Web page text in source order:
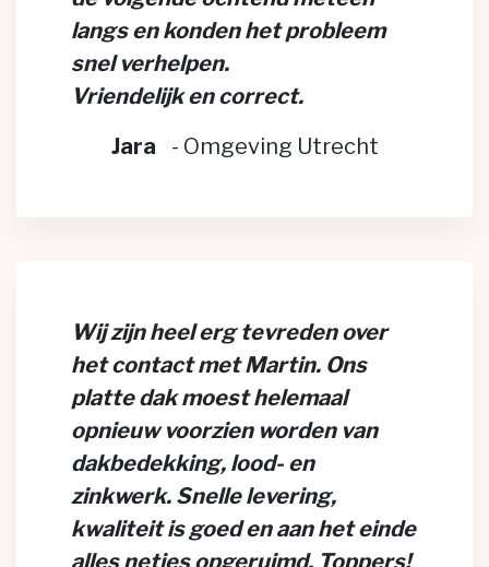
langs en konden het probleem
snel verhelpen.
Vriendelijk en correct.
Jara
- Omgeving Utrecht
Wij zijn heel erg tevreden over
het contact met Martin. Ons
platte dak moest helemaal
opnieuw voorzien worden van
dakbedekking, lood- en
zinkwerk. Snelle levering,
kwaliteit is goed en aan het einde
alles netjes opgeruimd. Toppers!